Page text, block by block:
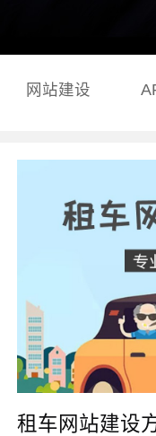
网站建设
租车网站建设